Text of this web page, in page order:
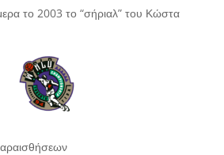
το 2003 το “σήριαλ” του Κώστα